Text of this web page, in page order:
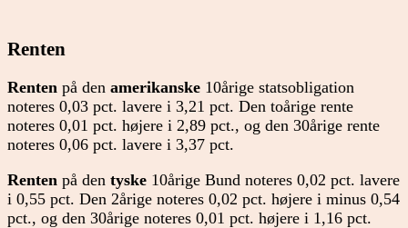
Renten
Renten på den amerikanske 10årige statsobligation
noteres 0,03 pct. lavere i 3,21 pct. Den toårige rente
noteres 0,01 pct. højere i 2,89 pct., og den 30årige rente
noteres 0,06 pct. lavere i 3,37 pct.
Renten på den tyske 10årige Bund noteres 0,02 pct. lavere
i 0,55 pct. Den 2årige noteres 0,02 pct. højere i minus 0,54
pct., og den 30årige noteres 0,01 pct. højere i 1,16 pct.